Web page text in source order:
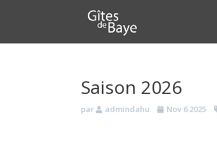
Saison 2026
par admindahu Nov 6 2025